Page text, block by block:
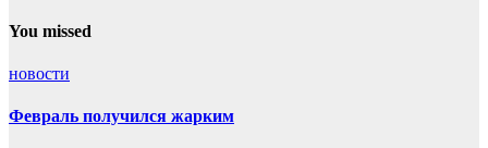
You missed
новости
Февраль получился жарким